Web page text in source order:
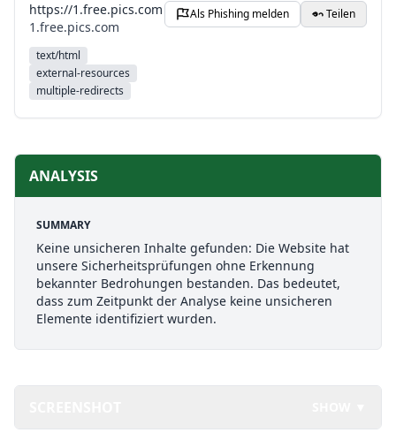
https://1.free.pics.com
1.free.pics.com
text/html
external-resources
multiple-redirects
Als Phishing melden Teilen
ANALYSIS
SUMMARY
Keine unsicheren Inhalte gefunden: Die Website hat
unsere Sicherheitsprüfungen ohne Erkennung
bekannter Bedrohungen bestanden. Das bedeutet,
dass zum Zeitpunkt der Analyse keine unsicheren
Elemente identifiziert wurden.